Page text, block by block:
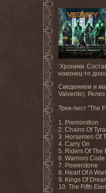
‘Хроники
наконец-то
Сведением и
Valverde).
Трек-лист "The
1. Premonition
2. Chains Of
3. Horsemen Of
4. Carry On
5. Riders Of The
6. Warriors Code
7. Powerstone
8. Heart Of A
9. Kings Of
10. The Fifth